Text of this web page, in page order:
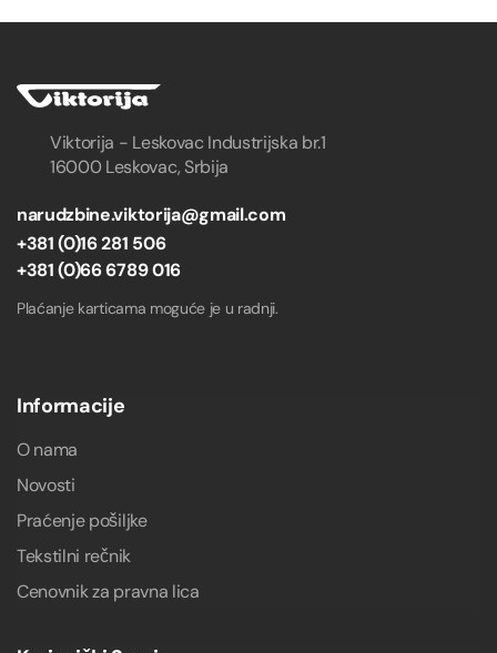
Viktorija - Leskovac Industrijska br.1
16000 Leskovac, Srbija
narudzbine.viktorija@gmail.com
+381 (0)16 281 506
+381 (0)66 6789 016
Plaćanje karticama moguće je u radnji.
Informacije
O nama
Novosti
Praćenje pošiljke
Tekstilni rečnik
Cenovnik za pravna lica